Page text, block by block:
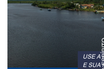
USE A
E SUA